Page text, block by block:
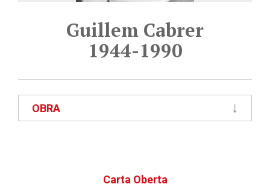
Guillem Cabrer
1944-1990
OBRA
Carta Oberta